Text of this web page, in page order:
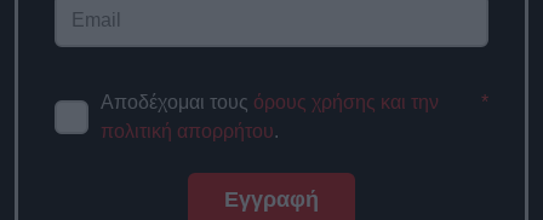
Αποδέχομαι τους όρους χρήσης και την
πολιτική απορρήτου.
*
Εγγραφή